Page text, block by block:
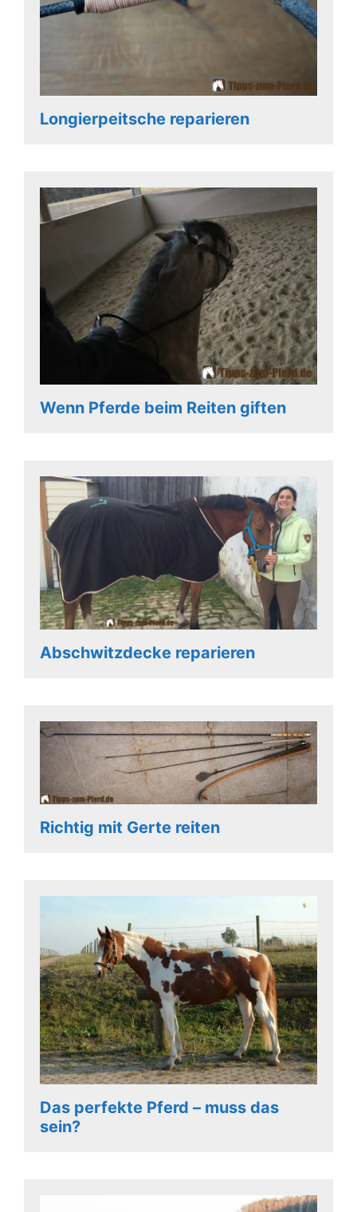
Longierpeitsche reparieren
Wenn Pferde beim Reiten giften
Abschwitzdecke reparieren
Richtig mit Gerte reiten
Das perfekte Pferd – muss das
sein?